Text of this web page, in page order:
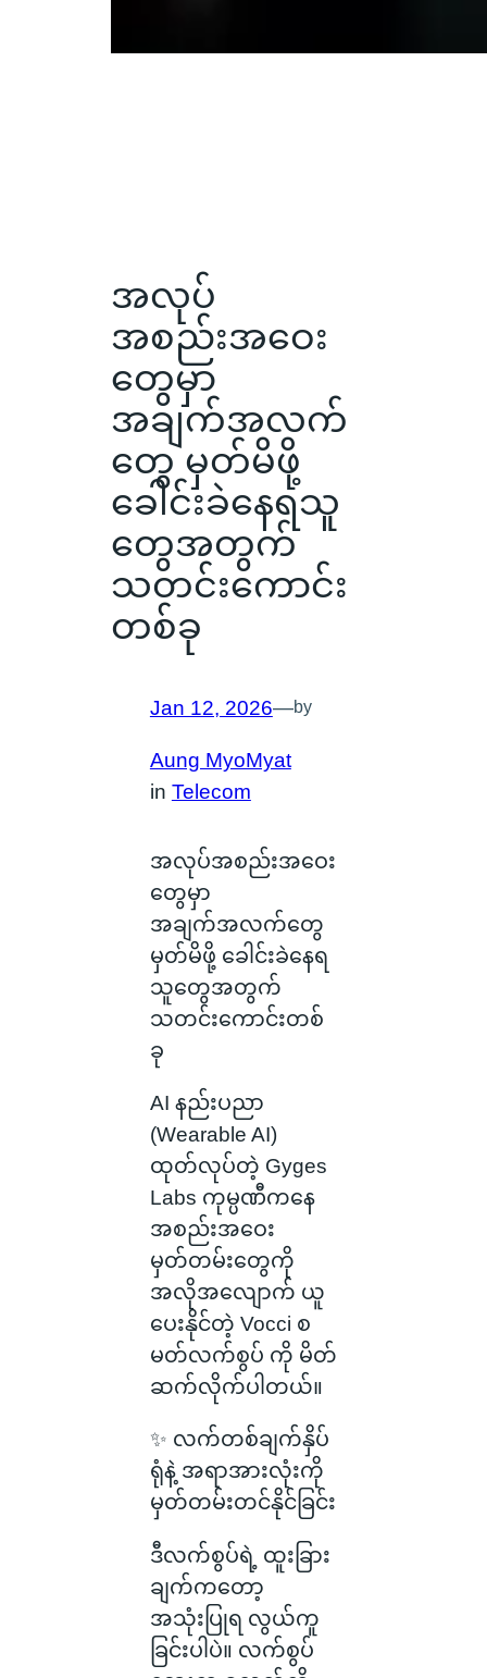
အလုပ်
အစည်းအဝေး
တွေမှာ
အချက်အလက်
တွေ မှတ်မိဖို့
ခေါင်းခဲနေရသူ
တွေအတွက်
သတင်းကောင်း
တစ်ခု
Jan 12, 2026—by
Aung MyoMyat
in Telecom
အလုပ်အစည်းအဝေး
တွေမှာ
အချက်အလက်တွေ
မှတ်မိဖို့ ခေါင်းခဲနေရ
သူတွေအတွက်
သတင်းကောင်းတစ်
ခု
AI နည်းပညာ
(Wearable AI)
ထုတ်လုပ်တဲ့ Gyges
Labs ကုမ္ပဏီကနေ
အစည်းအဝေး
မှတ်တမ်းတွေကို
အလိုအလျောက် ယူ
ပေးနိုင်တဲ့ Vocci စ
မတ်လက်စွပ် ကို မိတ်
ဆက်လိုက်ပါတယ်။
✨ လက်တစ်ချက်နှိပ်
ရုံနဲ့ အရာအားလုံးကို
မှတ်တမ်းတင်နိုင်ခြင်း
ဒီလက်စွပ်ရဲ့ ထူးခြား
ချက်ကတော့
အသုံးပြုရ လွယ်ကူ
ခြင်းပါပဲ။ လက်စွပ်